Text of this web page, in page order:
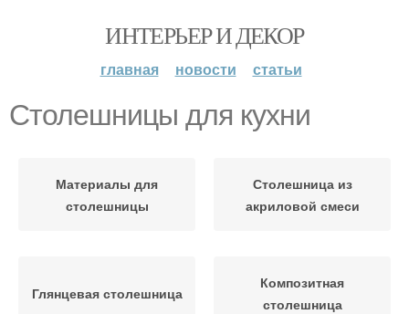
ИНТЕРЬЕР И ДЕКОР
главная новости статьи
Столешницы для кухни
Материалы для
столешницы
Столешница из
акриловой смеси
Глянцевая столешница
Композитная
столешница